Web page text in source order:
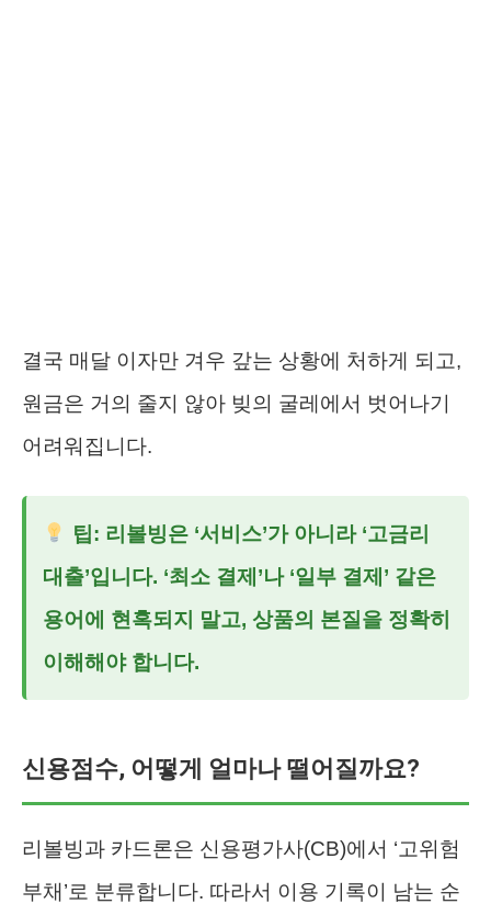
결국 매달 이자만 겨우 갚는 상황에 처하게 되고,
원금은 거의 줄지 않아 빚의 굴레에서 벗어나기
어려워집니다.
팁: 리볼빙은 ‘서비스’가 아니라 ‘고금리
대출’입니다. ‘최소 결제’나 ‘일부 결제’ 같은
용어에 현혹되지 말고, 상품의 본질을 정확히
이해해야 합니다.
신용점수, 어떻게 얼마나 떨어질까요?
리볼빙과 카드론은 신용평가사(CB)에서 ‘고위험
부채’로 분류합니다. 따라서 이용 기록이 남는 순